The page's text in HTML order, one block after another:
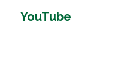
YouTube